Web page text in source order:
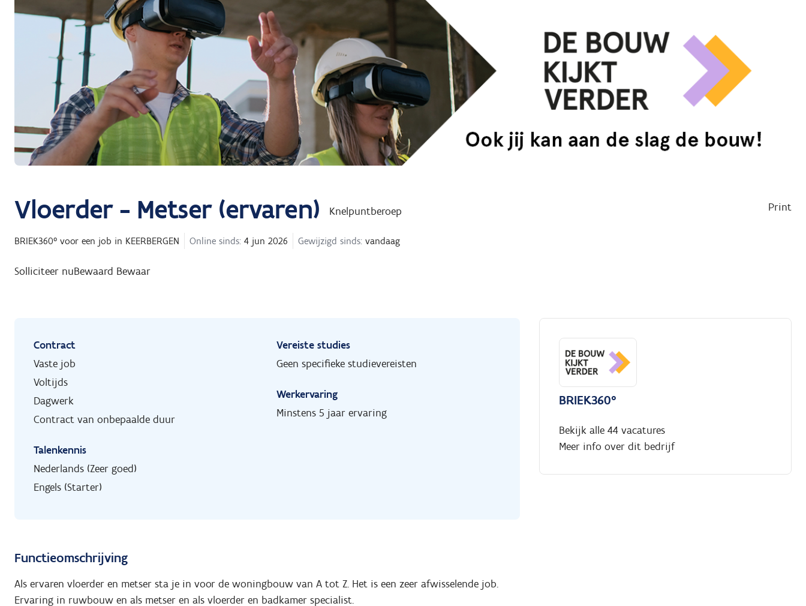
Vloerder - Metser (ervaren) Knelpuntberoep Print
BRIEK360° voor een job in KEERBERGEN Online sinds: 4 jun 2026 Gewijzigd sinds: vandaag
Solliciteer nuBewaard Bewaar
Contract
Vaste job
Voltijds
Dagwerk
Contract van onbepaalde duur
Talenkennis
Nederlands (Zeer goed)
Engels (Starter)
Vereiste studies
Geen specifieke studievereisten
Werkervaring
Minstens 5 jaar ervaring
Functieomschrijving
Als ervaren vloerder en metser sta je in voor de woningbouw van A tot Z. Het is een zeer afwisselende job.
Ervaring in ruwbouw en als metser en als vloerder en badkamer specialist.
BRIEK360°
Bekijk alle 44 vacatures
Meer info over dit bedrijf